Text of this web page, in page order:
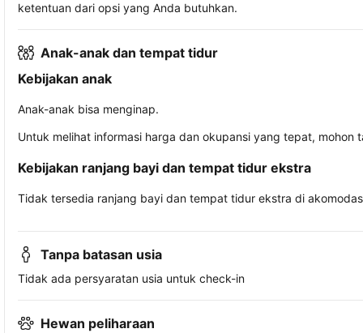
ketentuan dari opsi yang Anda butuhkan.
Anak-anak dan tempat tidur
Kebijakan anak
Anak-anak bisa menginap.
Untuk melihat informasi harga dan okupansi yang tepat,
Kebijakan ranjang bayi dan tempat tidur ekstra
Tidak tersedia ranjang bayi dan tempat tidur ekstra di
Tanpa batasan usia
Tidak ada persyaratan usia untuk check-in
Hewan peliharaan